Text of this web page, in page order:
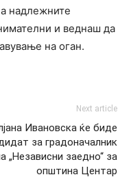
а надлежните
и веднаш да
на оган.
Next article
Ивановска ќе биде
за градоначалник
„Независни заедно“ за
општина Центар